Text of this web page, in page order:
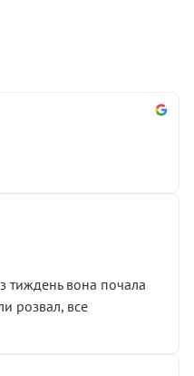
тиждень вона почала
розвал, все